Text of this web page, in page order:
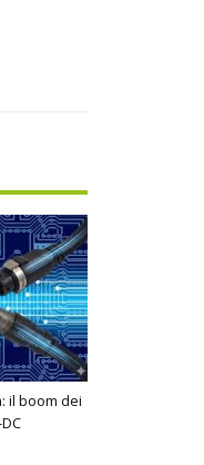
il boom dei